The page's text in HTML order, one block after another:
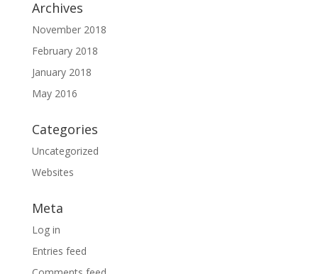
Archives
November 2018
February 2018
January 2018
May 2016
Categories
Uncategorized
Websites
Meta
Log in
Entries feed